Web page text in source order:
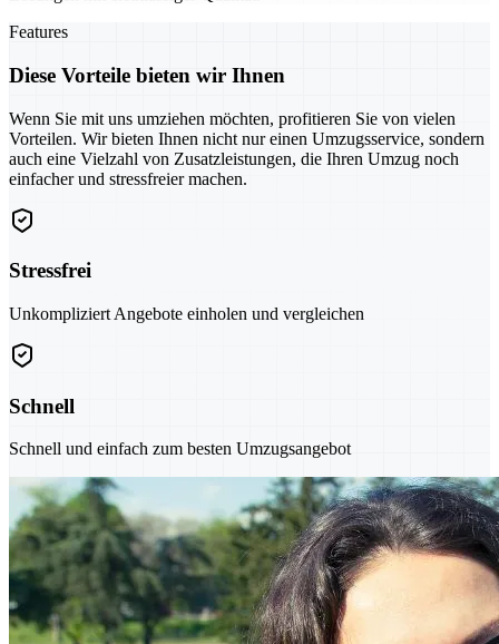
Features
Diese Vorteile bieten wir Ihnen
Wenn Sie mit uns umziehen möchten, profitieren Sie von vielen
Vorteilen. Wir bieten Ihnen nicht nur einen Umzugsservice, sondern
auch eine Vielzahl von Zusatzleistungen, die Ihren Umzug noch
einfacher und stressfreier machen.
Stressfrei
Unkompliziert Angebote einholen und vergleichen
Schnell
Schnell und einfach zum besten Umzugsangebot